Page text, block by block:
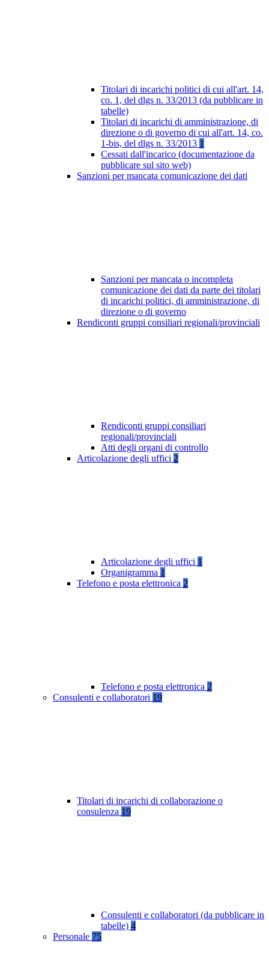
Titolari di incarichi politici di cui all'art. 14,
co. 1, del dlgs n. 33/2013 (da pubblicare in
tabelle)
Titolari di incarichi di amministrazione, di
direzione o di governo di cui all'art. 14, co.
1-bis, del dlgs n. 33/2013 1
Cessati dall'incarico (documentazione da
pubblicare sul sito web)
Sanzioni per mancata comunicazione dei dati
Sanzioni per mancata o incompleta
comunicazione dei dati da parte dei titolari
di incarichi politici, di amministrazione, di
direzione o di governo
Rendiconti gruppi consiliari regionali/provinciali
Rendiconti gruppi consiliari
regionali/provinciali
Atti degli organi di controllo
Articolazione degli uffici 2
Articolazione degli uffici 1
Organigramma 1
Telefono e posta elettronica 2
Telefono e posta elettronica 2
Consulenti e collaboratori 19
Titolari di incarichi di collaborazione o
consulenza 19
Consulenti e collaboratori (da pubblicare in
tabelle) 4
Personale 75